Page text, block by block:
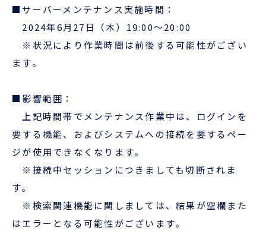
本船スケジュール
会員ログイン
お役立ちメニュー
お問い合わせ
■サーバーメンテナンス実施時間：
2024年6月27日（木）19:00～20:00
※状況により作業時間は前後する可能性がござい
ます。
■影響範囲：
上記時間帯でメンテナンス作業中は、ログインを
要する機能、
およびシステムへの接続を要するペー
ジが使用できなくなります。
※接続中セッションにつきましても切断されま
す。
※検索関連機能に関しましては、 結果が空欄また
はエラーとなる可能性がございます。